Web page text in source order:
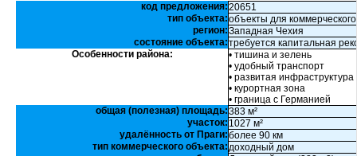
код предложения:20651
тип объекта:объекты для
регион:Западная Чехия
состояние объекта:требуется капитальная
Особенности района:
• тишина и зелень
• удобный транспорт
• развитая инфраструктура
• курортная зона
• граница с Германией
общая (полезная) площадь:383 м²
участок: 1027 м²
удалённость от Праги:более 90 км
тип коммерческого объекта:доходный дом